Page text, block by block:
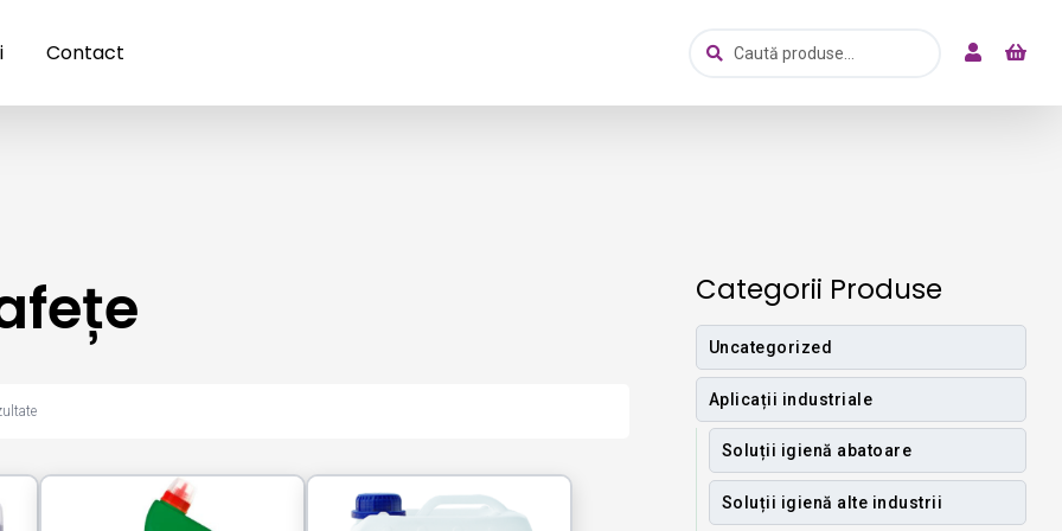
Contact
după:
Caută
Categorii Produse
Uncategorized
Aplicații industriale
Soluții igienă abatoare
Soluții igienă alte industrii